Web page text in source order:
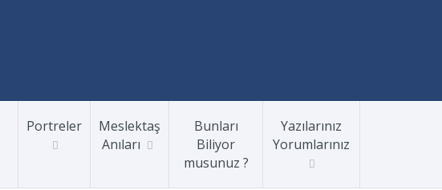
Portreler
Meslektaş
Anıları
Bunları
Biliyor
musunuz ?
Yazılarınız
Yorumlarınız